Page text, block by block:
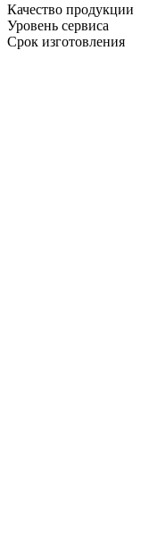
Качество продукции
Уровень сервиса
Срок изготовления